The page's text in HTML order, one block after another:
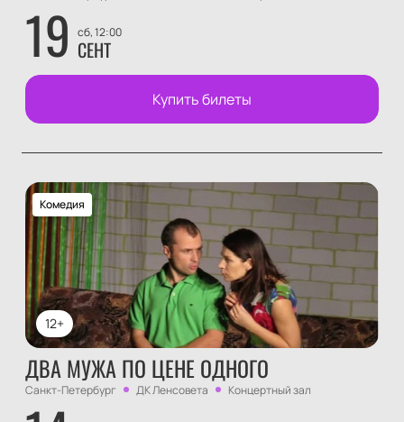
19 сб, 12:00
СЕНТ
Купить билеты
12+
Комедия
ДВА МУЖА ПО ЦЕНЕ ОДНОГО
Санкт-Петербург ДК Ленсовета Концертный зал